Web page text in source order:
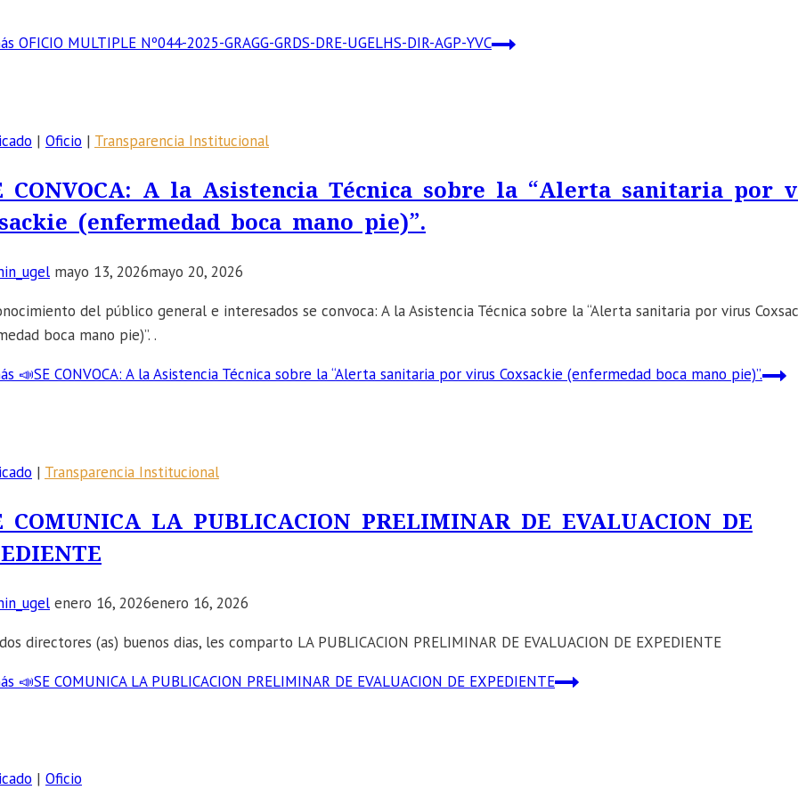
OFICIO MULTIPLE Nº044-2025-GRAGG-GRDS-DRE-UGELHS-DIR-AGP-YVC
| Oficio | Transparencia Institucional
CONVOCA: A la Asistencia Técnica sobre la “Alerta sanitaria por
(enfermedad boca mano pie)”.
mayo 13, 2026mayo 20, 2026
del público general e interesados se convoca: A la Asistencia Técnica sobre la “Alerta sanitaria por virus
boca mano pie)”. .
📣SE CONVOCA: A la Asistencia Técnica sobre la “Alerta sanitaria por virus Coxsackie (enfermedad boca mano pie)”.
| Transparencia Institucional
COMUNICA LA PUBLICACION PRELIMINAR DE EVALUACION DE
enero 16, 2026enero 16, 2026
directores (as) buenos dias, les comparto LA PUBLICACION PRELIMINAR DE EVALUACION DE EXPEDIENTE
📣SE COMUNICA LA PUBLICACION PRELIMINAR DE EVALUACION DE EXPEDIENTE
| Oficio